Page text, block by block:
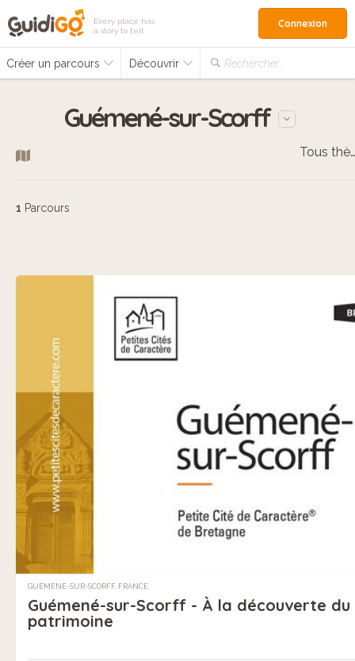
Every place has
a story to tell
Créer un parcours Découvrir Rechercher…
Connexion
Guémené-sur-Scorff
Tous thèmes
1 Parcours
GUÉMENÉ-SUR-SCORFF, FRANCE
Guémené-sur-Scorff - À la découverte du
patrimoine